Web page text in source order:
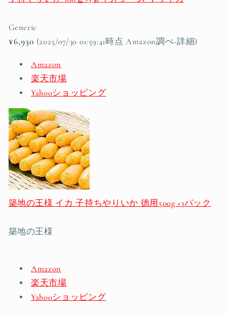
Generic
¥6,930 (2025/07/30 01:59:41時点 Amazon調べ-詳細)
Amazon
楽天市場
Yahooショッピング
築地の王様 イカ 子持ちやりいか 徳用500g ×3パック
築地の王様
Amazon
楽天市場
Yahooショッピング